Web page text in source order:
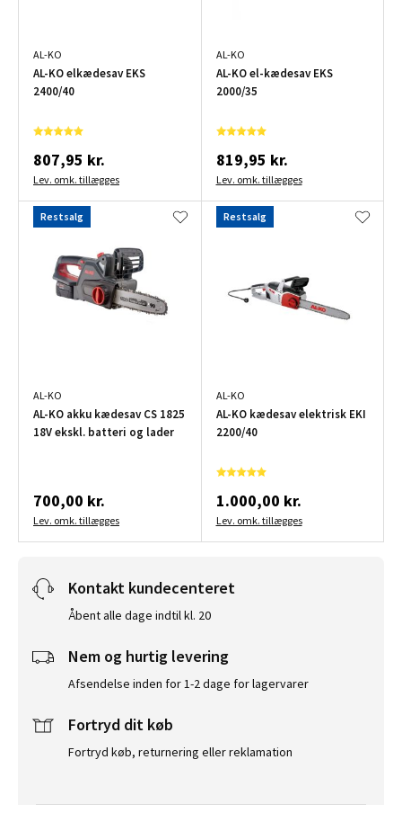
AL-KO
AL-KO elkædesav EKS
2400/40
807,95 kr.
Lev. omk. tillægges
AL-KO
AL-KO el-kædesav EKS
2000/35
819,95 kr.
Lev. omk. tillægges
Restsalg
AL-KO
AL-KO akku kædesav CS 1825
18V ekskl. batteri og lader
700,00 kr.
Lev. omk. tillægges
Restsalg
AL-KO
AL-KO kædesav elektrisk EKI
2200/40
1.000,00 kr.
Lev. omk. tillægges
Kontakt kundecenteret
Åbent alle dage indtil kl. 20
Nem og hurtig levering
Afsendelse inden for 1-2 dage for lagervarer
Fortryd dit køb
Fortryd køb, returnering eller reklamation